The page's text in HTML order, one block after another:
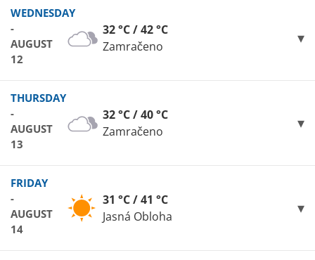
WEDNESDAY
-
AUGUST
12
32 °C / 42 °C
Zamračeno
THURSDAY
-
AUGUST
13
32 °C / 40 °C
Zamračeno
FRIDAY
-
AUGUST
14
31 °C / 41 °C
Jasná Obloha